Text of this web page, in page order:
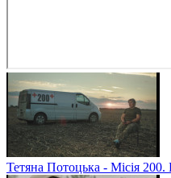
Тетяна Потоцька - Місія 200.